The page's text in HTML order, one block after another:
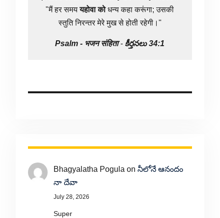
"मैं हर समययहोवा कोधन्य कहा करूंगा; उसकी
स्तुति निरन्तर मेरे मुख से होती रहेगी।"
Psalm - भजन संहिता- కీర్తనలు 34:1
Bhagyalatha Pogula on నీలోనే ఆనందం
నా దేవా
July 28, 2026
Super